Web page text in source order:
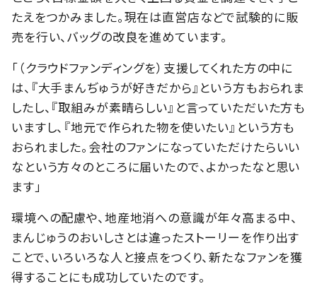
たえをつかみました。現在は直営店などで試験的に販
売を行い、バッグの改良を進めています。
「（クラウドファンディングを）支援してくれた方の中に
は、『大手まんぢゅうが好きだから』という方もおられま
したし、『取組みが素晴らしい』と言っていただいた方も
いますし、『地元で作られた物を使いたい』という方も
おられました。会社のファンになっていただけたらいい
なという方々のところに届いたので、よかったなと思い
ます」
環境への配慮や、地産地消への意識が年々高まる中、
まんじゅうのおいしさとは違ったストーリーを作り出す
ことで、いろいろな人と接点をつくり、新たなファンを獲
得することにも成功していたのです。